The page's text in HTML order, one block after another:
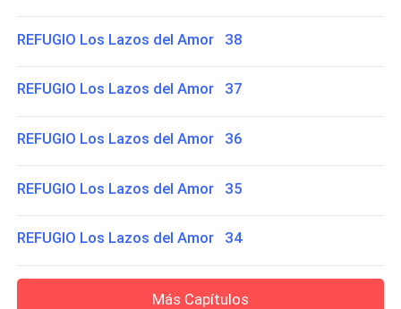
REFUGIO Los Lazos del Amor 38
REFUGIO Los Lazos del Amor 37
REFUGIO Los Lazos del Amor 36
REFUGIO Los Lazos del Amor 35
REFUGIO Los Lazos del Amor 34
Más Capítulos